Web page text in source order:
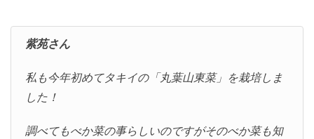
紫苑さん
私も今年初めてタキイの「丸葉山東菜」を栽培しま
した！
調べてもべか菜の事らしいのですがそのべか菜も知